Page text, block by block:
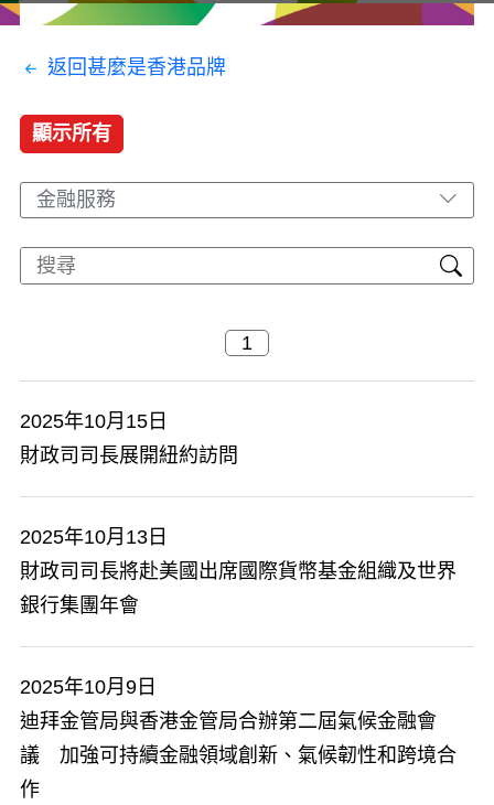
返回甚麼是香港品牌
顯示所有
金融服務
2025年10月15日
財政司司長展開紐約訪問
2025年10月13日
​財政司司長將赴美國出席國際貨幣基金組織及世界
銀行集團年會
2025年10月9日
迪拜金管局與香港金管局合辦第二屆氣候金融會
議 加強可持續金融領域創新、氣候韌性和跨境合
作